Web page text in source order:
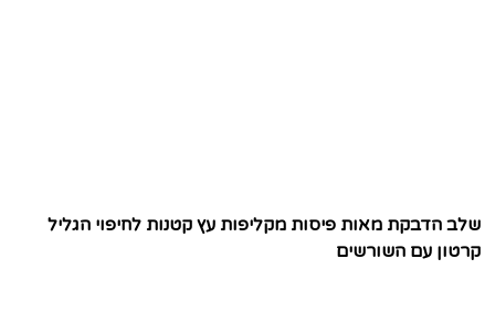
שלב הדבקת מאות פיסות מקליפות עץ קטנות לחיפוי הגליל
קרטון עם השורשים